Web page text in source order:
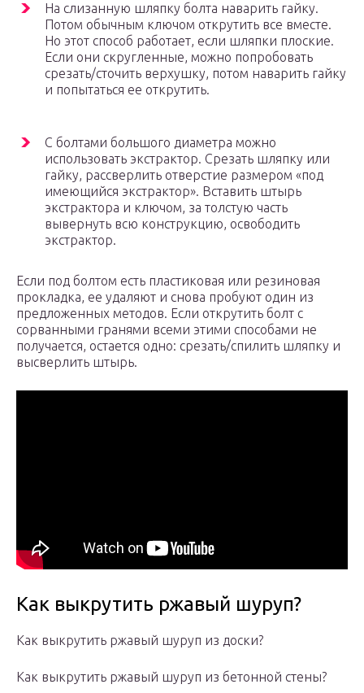
На слизанную шляпку болта наварить гайку.
Потом обычным ключом открутить все вместе.
Но этот способ работает, если шляпки плоские.
Если они скругленные, можно попробовать
срезать/сточить верхушку, потом наварить гайку
и попытаться ее открутить.
С болтами большого диаметра можно
использовать экстрактор. Срезать шляпку или
гайку, рассверлить отверстие размером «под
имеющийся экстрактор». Вставить штырь
экстрактора и ключом, за толстую часть
вывернуть всю конструкцию, освободить
экстрактор.
Если под болтом есть пластиковая или резиновая
прокладка, ее удаляют и снова пробуют один из
предложенных методов. Если открутить болт с
сорванными гранями всеми этими способами не
получается, остается одно: срезать/спилить шляпку и
высверлить штырь.
Как выкрутить ржавый шуруп?
Как выкрутить ржавый шуруп из доски?
Как выкрутить ржавый шуруп из бетонной стены?